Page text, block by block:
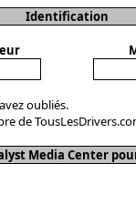
Identification
oubliés.
de
Media Center